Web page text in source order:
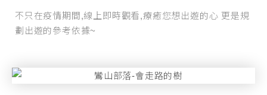
不只在疫情期間,線上即時觀看,療癒您想出遊的心 更是規
劃出遊的參考依據~